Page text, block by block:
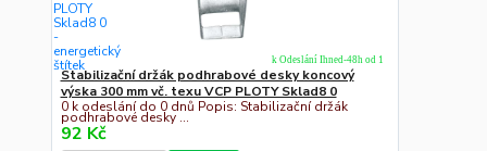
Stabilizační držák podhrabové desky koncový
výska 300 mm vč. texu VCP PLOTY Sklad8 0
0 k odeslání do 0 dnů Popis: Stabilizační držák
podhrabové desky ...
92 Kč
k Odeslání Ihned-48h od 1